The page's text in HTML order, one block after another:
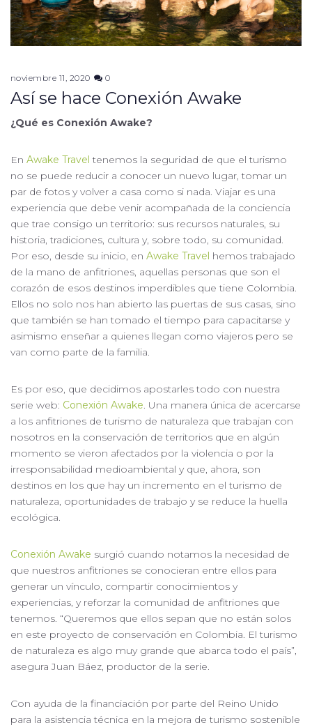
noviembre 11, 2020 0
Así se hace Conexión Awake
¿Qué es Conexión Awake?
En Awake Travel tenemos la seguridad de que el turismo
no se puede reducir a conocer un nuevo lugar, tomar un
par de fotos y volver a casa como si nada. Viajar es una
experiencia que debe venir acompañada de la conciencia
que trae consigo un territorio: sus recursos naturales, su
historia, tradiciones, cultura y, sobre todo, su comunidad.
Por eso, desde su inicio, en Awake Travel hemos trabajado
de la mano de anfitriones, aquellas personas que son el
corazón de esos destinos imperdibles que tiene Colombia.
Ellos no solo nos han abierto las puertas de sus casas, sino
que también se han tomado el tiempo para capacitarse y
asimismo enseñar a quienes llegan como viajeros pero se
van como parte de la familia.
Es por eso, que decidimos apostarles todo con nuestra
serie web: Conexión Awake. Una manera única de acercarse
a los anfitriones de turismo de naturaleza que trabajan con
nosotros en la conservación de territorios que en algún
momento se vieron afectados por la violencia o por la
irresponsabilidad medioambiental y que, ahora, son
destinos en los que hay un incremento en el turismo de
naturaleza, oportunidades de trabajo y se reduce la huella
ecológica.
Conexión Awake surgió cuando notamos la necesidad de
que nuestros anfitriones se conocieran entre ellos para
generar un vínculo, compartir conocimientos y
experiencias, y reforzar la comunidad de anfitriones que
tenemos. “Queremos que ellos sepan que no están solos
en este proyecto de conservación en Colombia. El turismo
de naturaleza es algo muy grande que abarca todo el país”,
asegura Juan Báez, productor de la serie.
Con ayuda de la financiación por parte del Reino Unido
para la asistencia técnica en la mejora de turismo sostenible